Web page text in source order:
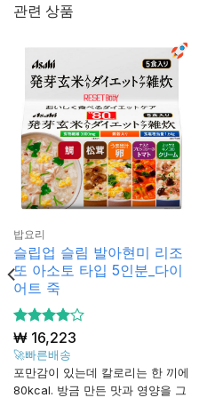
관련 상품
밥요리
슬립업 슬림 발아현미 리조
또 아소토 타입 5인분_다이
어트 죽
5 중에서
4로 평
가됨
₩16,223
🚀빠른배송
포만감이 있는데 칼로리는 한 끼에
80kcal. 방금 만든 맛과 영양을 그